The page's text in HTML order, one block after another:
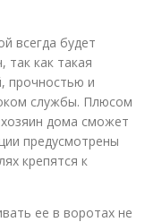
всегда будет
так как такая
прочностью и
службы. Плюсом
дома сможет
предусмотрены
крепятся к
ее в воротах не